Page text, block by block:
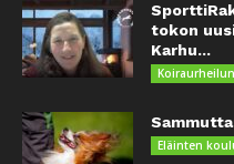
tokon
Karhu...
Eläinten